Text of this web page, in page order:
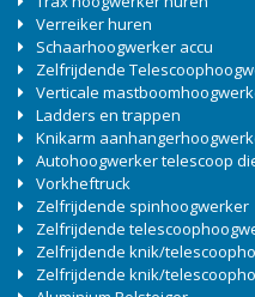
Verreiker huren
Schaarhoogwerker accu
Zelfrijdende
Verticale
Ladders en trappen
Knikarm
Autohoogwerker telescoop
Vorkheftruck
Zelfrijdende spinhoogwerker
Zelfrijdende
Zelfrijdende knik/
Zelfrijdende knik/